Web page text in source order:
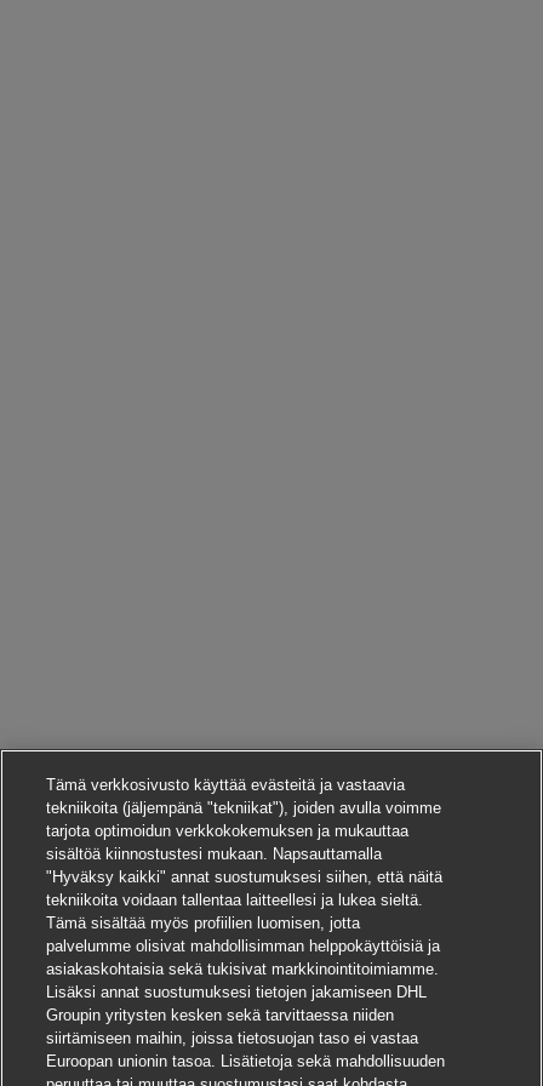
Tämä verkkosivusto käyttää evästeitä ja vastaavia
tekniikoita (jäljempänä "tekniikat"), joiden avulla voimme
tarjota optimoidun verkkokokemuksen ja mukauttaa
sisältöä kiinnostustesi mukaan. Napsauttamalla
"Hyväksy kaikki" annat suostumuksesi siihen, että näitä
tekniikoita voidaan tallentaa laitteellesi ja lukea sieltä.
Tämä sisältää myös profiilien luomisen, jotta
palvelumme olisivat mahdollisimman helppokäyttöisiä ja
asiakaskohtaisia sekä tukisivat markkinointitoimiamme.
Lisäksi annat suostumuksesi tietojen jakamiseen DHL
Groupin yritysten kesken sekä tarvittaessa niiden
siirtämiseen maihin, joissa tietosuojan taso ei vastaa
Euroopan unionin tasoa. Lisätietoja sekä mahdollisuuden